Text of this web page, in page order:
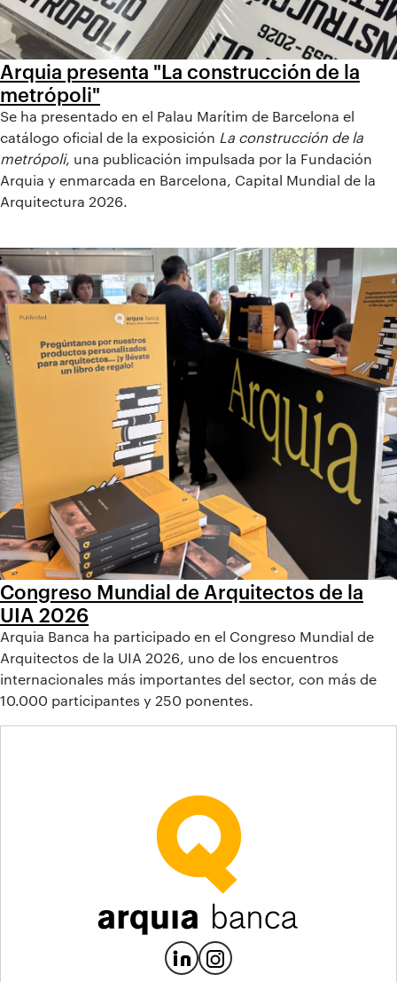
Arquia presenta "La construcción de la
metrópoli"
Se ha presentado en el Palau Marítim de Barcelona el
catálogo oficial de la exposición La construcción de la
metrópoli, una publicación impulsada por la Fundación
Arquia y enmarcada en Barcelona, Capital Mundial de la
Arquitectura 2026.
Congreso Mundial de Arquitectos de la
UIA 2026
Arquia Banca ha participado en el Congreso Mundial de
Arquitectos de la UIA 2026, uno de los encuentros
internacionales más importantes del sector, con más de
10.000 participantes y 250 ponentes.